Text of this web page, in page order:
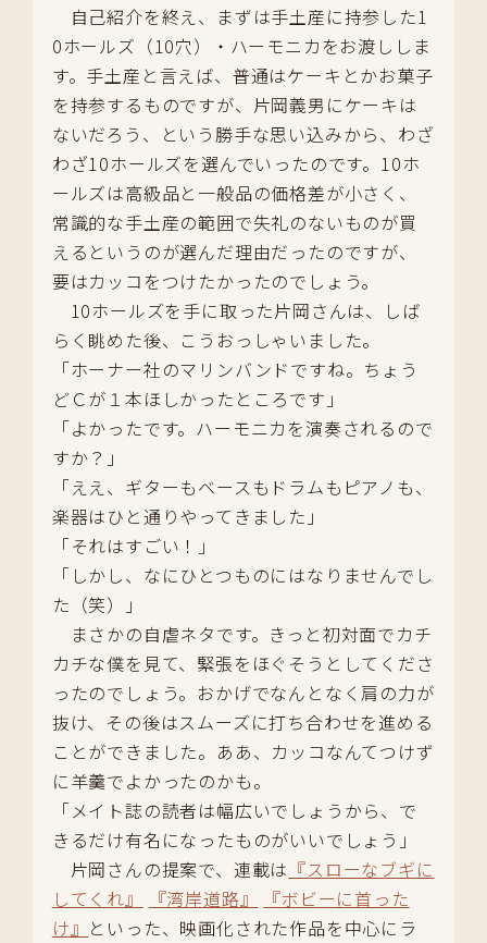
自己紹介を終え、まずは手土産に持参した1
0ホールズ（10穴）・ハーモニカをお渡ししま
す。手土産と言えば、普通はケーキとかお菓子
を持参するものですが、片岡義男にケーキは
ないだろう、という勝手な思い込みから、わざ
わざ10ホールズを選んでいったのです。10ホ
ールズは高級品と一般品の価格差が小さく、
常識的な手土産の範囲で失礼のないものが買
えるというのが選んだ理由だったのですが、
要はカッコをつけたかったのでしょう。
10ホールズを手に取った片岡さんは、しば
らく眺めた後、こうおっしゃいました。
「ホーナー社のマリンバンドですね。ちょう
どＣが１本ほしかったところです」
「よかったです。ハーモニカを演奏されるので
すか？」
「ええ、ギターもベースもドラムもピアノも、
楽器はひと通りやってきました」
「それはすごい！」
「しかし、なにひとつものにはなりませんでし
た（笑）」
まさかの自虐ネタです。きっと初対面でカチ
カチな僕を見て、緊張をほぐそうとしてくださ
ったのでしょう。おかげでなんとなく肩の力が
抜け、その後はスムーズに打ち合わせを進める
ことができました。ああ、カッコなんてつけず
に羊羹でよかったのかも。
「メイト誌の読者は幅広いでしょうから、で
きるだけ有名になったものがいいでしょう」
片岡さんの提案で、連載は 『スローなブギに
してくれ』
『湾岸道路』
『ボビーに首った
け』 といった、映画化された作品を中心にラ